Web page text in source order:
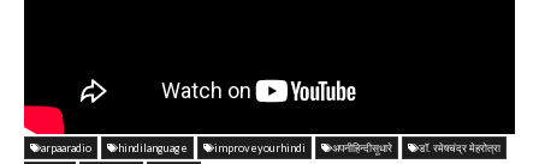
arpaaradio hindilanguage improveyourhindi अपनीहिन्दीसूधारे
डॉ. रमेषचंद्र मेहरोत्रा